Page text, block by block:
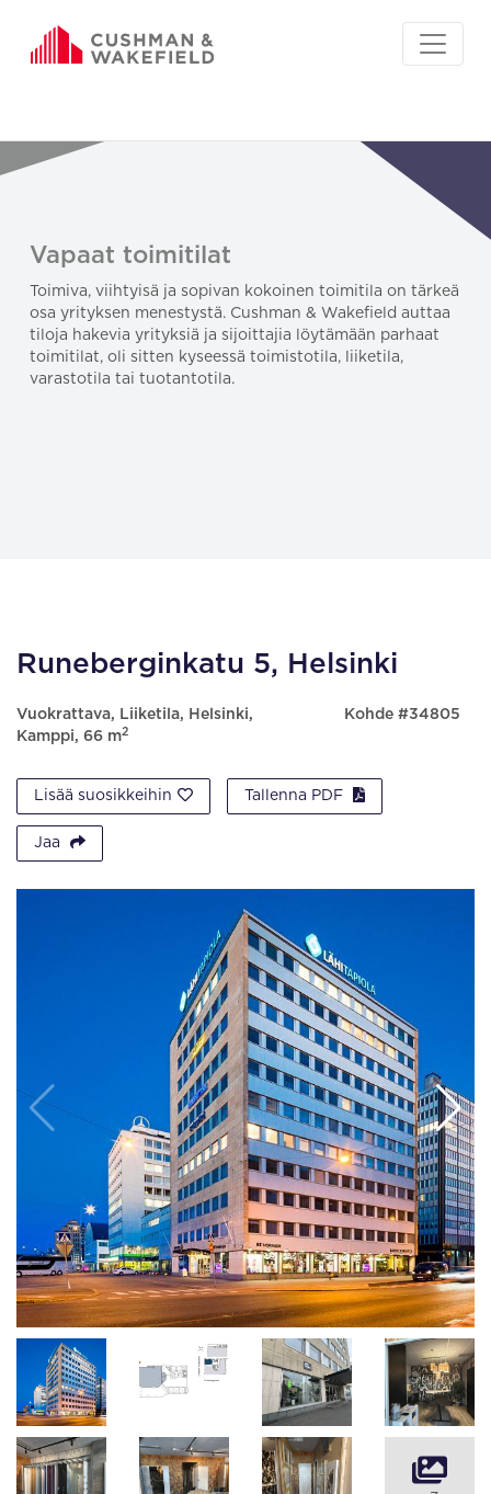
Vapaat toimitilat
Toimiva, viihtyisä ja sopivan kokoinen toimitila on tärkeä
osa yrityksen menestystä. Cushman & Wakefield auttaa
tiloja hakevia yrityksiä ja sijoittajia löytämään parhaat
toimitilat, oli sitten kyseessä toimistotila, liiketila,
varastotila tai tuotantotila.
Runeberginkatu 5, Helsinki
Vuokrattava, Liiketila, Helsinki,
Kamppi, 66 m2
Kohde #34805
Lisää suosikkeihin Tallenna PDF
Jaa